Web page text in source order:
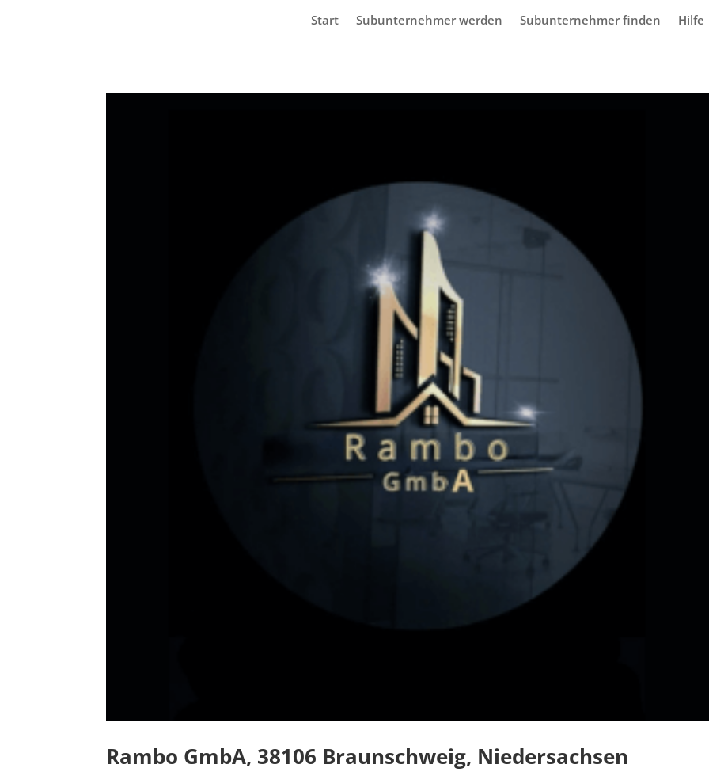
Start Subunternehmer werden Subunternehmer finden Hilfe
Rambo GmbA, 38106 Braunschweig, Niedersachsen